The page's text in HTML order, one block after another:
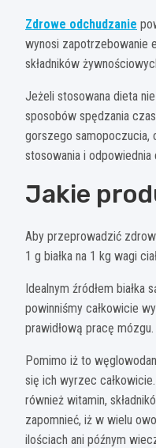
Zdrowe odchudzanie
wynosi zapotrzebowanie
składników
Jeżeli stosowana dieta
sposobów spędzania
gorszego samopoczucia,
stosowania i odpowiednia
Jakie
Aby przeprowadzić
1 g białka na 1 kg wagi
Idealnym źródłem
powinniśmy całkowicie
prawidłową pracę mózgu.
Pomimo iż to
się ich wyrzec
również witamin,
zapomnieć, iż w wielu
ilościach ani późnym